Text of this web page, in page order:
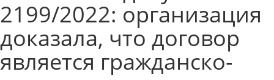
2199/2022: организация
доказала, что договор
является гражданско-